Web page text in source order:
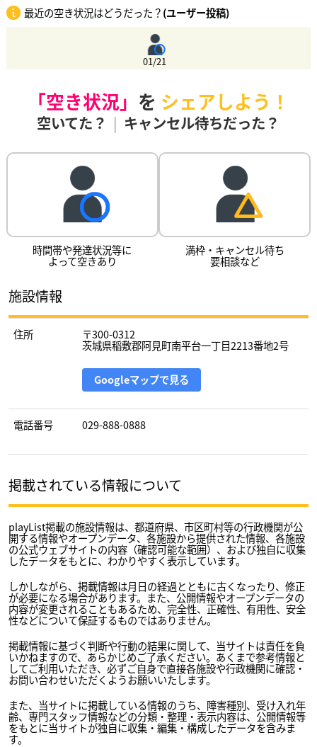
最近の空き状況はどうだった？(ユーザー投稿)
01/21
「空き状況」 を シェアしよう！
空いてた？ | キャンセル待ちだった？
時間帯や発達状況等に
よって空きあり
満枠・キャンセル待ち
要相談など
施設情報
住所 〒300-0312
茨城県稲敷郡阿見町南平台一丁目2213番地2号
Googleマップで見る
電話番号 029-888-0888
掲載されている情報について
playList掲載の施設情報は、都道府県、市区町村等の行政機関が公
開する情報やオープンデータ、各施設から提供された情報、各施設
の公式ウェブサイトの内容（確認可能な範囲）、および独自に収集
したデータをもとに、わかりやすく表示しています。
しかしながら、掲載情報は月日の経過とともに古くなったり、修正
が必要になる場合があります。また、公開情報やオープンデータの
内容が変更されることもあるため、完全性、正確性、有用性、安全
性などについて保証するものではありません。
掲載情報に基づく判断や行動の結果に関して、当サイトは責任を負
いかねますので、あらかじめご了承ください。あくまで参考情報と
してご利用いただき、必ずご自身で直接各施設や行政機関に確認・
お問い合わせいただくようお願いいたします。
また、当サイトに掲載している情報のうち、障害種別、受け入れ年
齢、専門スタッフ情報などの分類・整理・表示内容は、公開情報等
をもとに当サイトが独自に収集・編集・構成したデータを含みま
す。